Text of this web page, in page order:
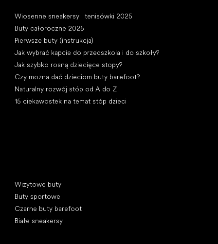
Wiosenne sneakersy i tenisówki 2025
Buty całoroczne 2025
Pierwsze buty (instrukcja)
Jak wybrać kapcie do przedszkola i do szkoły?
Jak szybko rosną dziecięce stopy?
Czy można dać dzieciom buty barefoot?
Naturalny rozwój stóp od A do Z
15 ciekawostek na temat stóp dzieci
Wizytowe buty
Buty sportowe
Czarne buty barefoot
Białe sneakersy